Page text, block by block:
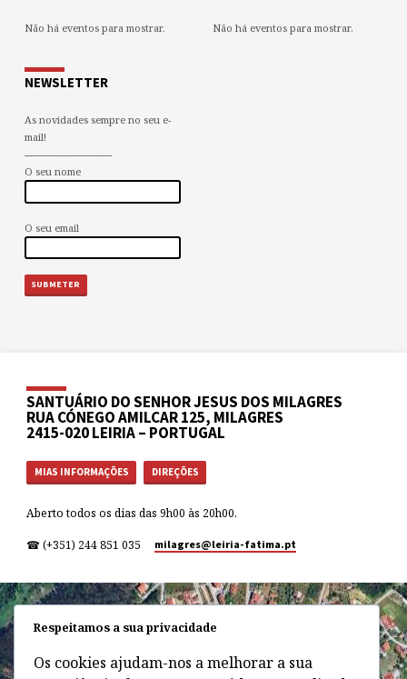
Não há eventos para mostrar. Não há eventos para mostrar.
NEWSLETTER
As novidades sempre no seu e-
mail!
--------------------------------
O seu nome
O seu email
SANTUÁRIO DO SENHOR JESUS DOS MILAGRES
RUA CÓNEGO AMILCAR 125, MILAGRES
2415-020 LEIRIA – PORTUGAL
MIAS INFORMAÇÕES DIREÇÕES
Aberto todos os dias das 9h00 às 20h00.
☎ (+351) 244 851 035 milagres​@leiria-fatima.pt
Respeitamos a sua privacidade
Os cookies ajudam-nos a melhorar a sua